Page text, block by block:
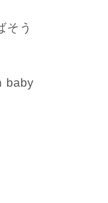
そう
baby